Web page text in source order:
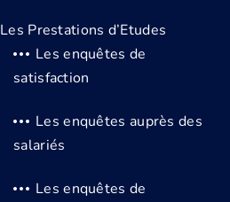
Les Prestations d’Etudes
Les enquêtes de
satisfaction
Les enquêtes auprès des
salariés
Les enquêtes de